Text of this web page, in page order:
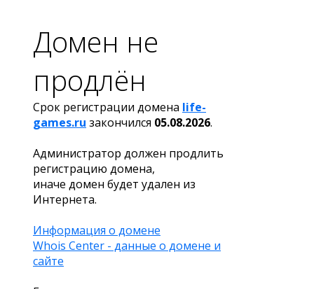
Домен не
продлён
Срок регистрации домена life-
games.ru закончился 05.08.2026.
Администратор должен продлить
регистрацию домена,
иначе домен будет удален из
Интернета.
Информация о домене
Whois Center - данные о домене и
сайте